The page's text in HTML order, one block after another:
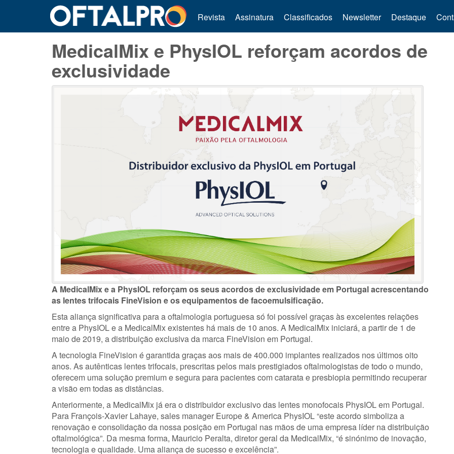
Revista Assinatura Classificados Newsletter Destaque
MedicalMix e PhysIOL reforçam acordos de
exclusividade
A MedicalMix e a PhysIOL reforçam os seus acordos de exclusividade em Portugal acrescentando
as lentes trifocais FineVision e os equipamentos de facoemulsificação.
Esta aliança significativa para a oftalmologia portuguesa só foi possível graças às excelentes relações
entre a PhysIOL e a MedicalMix existentes há mais de 10 anos. A MedicalMix iniciará, a partir de 1 de
maio de 2019, a distribuição exclusiva da marca FineVision em Portugal.
A tecnologia FineVision é garantida graças aos mais de 400.000 implantes realizados nos últimos oito
anos. As autênticas lentes trifocais, prescritas pelos mais prestigiados oftalmologistas de todo o mundo,
oferecem uma solução premium e segura para pacientes com catarata e presbiopia permitindo recuperar
a visão em todas as distâncias.
Anteriormente, a MedicalMix já era o distribuidor exclusivo das lentes monofocais PhysIOL em Portugal.
Para François-Xavier Lahaye, sales manager Europe & America PhysIOL “este acordo simboliza a
renovação e consolidação da nossa posição em Portugal nas mãos de uma empresa líder na distribuição
oftalmológica”. Da mesma forma, Mauricio Peralta, diretor geral da MedicalMix, “é sinónimo de inovação,
tecnologia e qualidade. Uma aliança de sucesso e excelência”.